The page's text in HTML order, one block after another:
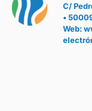
C/
•
Web: